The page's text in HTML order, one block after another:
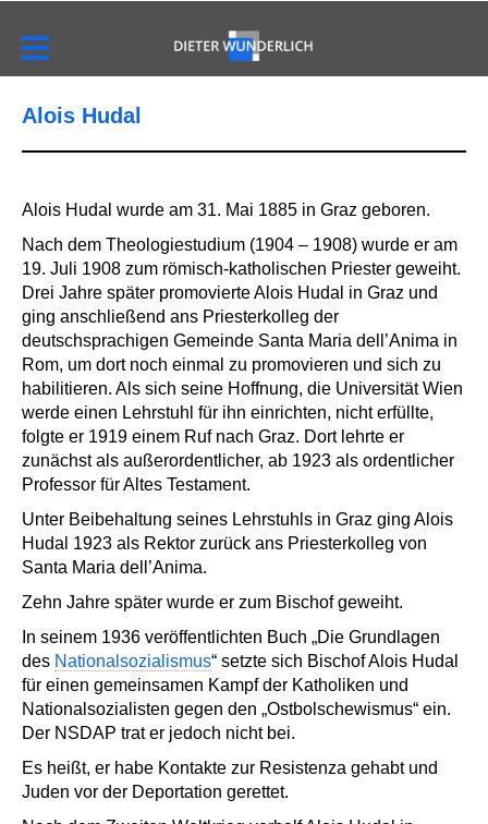
Alois Hudal
Alois Hudal wurde am 31. Mai 1885 in Graz geboren.
Nach dem Theologiestudium (1904 – 1908) wurde er am
19. Juli 1908 zum römisch-katholischen Priester geweiht.
Drei Jahre später promovierte Alois Hudal in Graz und
ging anschließend ans Priesterkolleg der
deutschsprachigen Gemeinde Santa Maria dell’Anima in
Rom, um dort noch einmal zu promovieren und sich zu
habilitieren. Als sich seine Hoffnung, die Universität Wien
werde einen Lehrstuhl für ihn einrichten, nicht erfüllte,
folgte er 1919 einem Ruf nach Graz. Dort lehrte er
zunächst als außerordentlicher, ab 1923 als ordentlicher
Professor für Altes Testament.
Unter Beibehaltung seines Lehrstuhls in Graz ging Alois
Hudal 1923 als Rektor zurück ans Priesterkolleg von
Santa Maria dell’Anima.
Zehn Jahre später wurde er zum Bischof geweiht.
In seinem 1936 veröffentlichten Buch „Die Grundlagen
des Nationalsozialismus“ setzte sich Bischof Alois Hudal
für einen gemeinsamen Kampf der Katholiken und
Nationalsozialisten gegen den „Ostbolschewismus“ ein.
Der NSDAP trat er jedoch nicht bei.
Es heißt, er habe Kontakte zur Resistenza gehabt und
Juden vor der Deportation gerettet.